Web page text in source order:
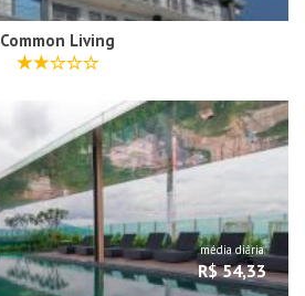
Common Living
média diária
R$ 54,33